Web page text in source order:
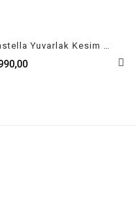
Constella Yuvarlak Kesim Beyaz Rodyum Kaplama Set